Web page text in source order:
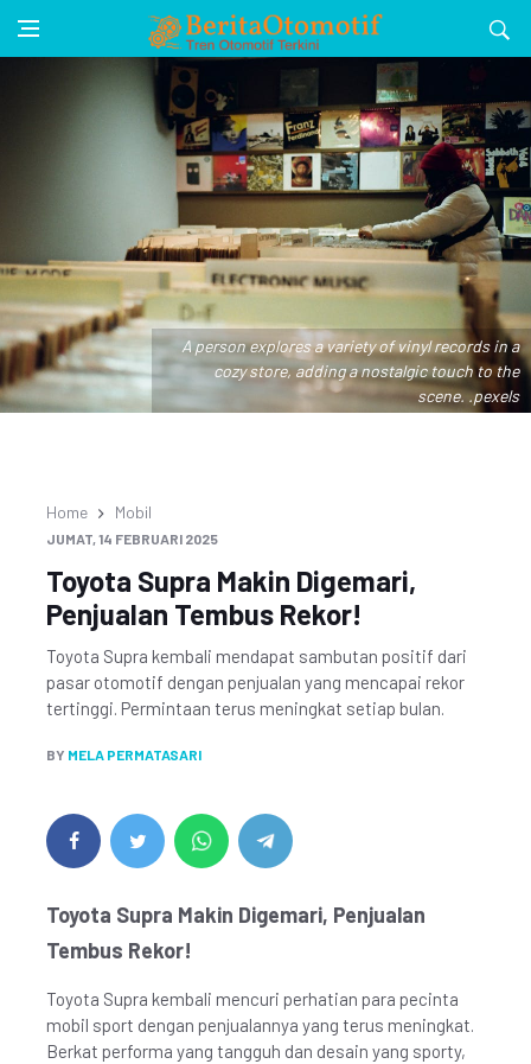
A person explores a variety of vinyl records in a
cozy store, adding a nostalgic touch to the
scene. .pexels
Home Mobil
JUMAT, 14 FEBRUARI 2025
Toyota Supra Makin Digemari,
Penjualan Tembus Rekor!
Toyota Supra kembali mendapat sambutan positif dari
pasar otomotif dengan penjualan yang mencapai rekor
tertinggi. Permintaan terus meningkat setiap bulan.
BY MELA PERMATASARI
Toyota Supra Makin Digemari, Penjualan
Tembus Rekor!
Toyota Supra kembali mencuri perhatian para pecinta
mobil sport dengan penjualannya yang terus meningkat.
Berkat performa yang tangguh dan desain yang sporty,